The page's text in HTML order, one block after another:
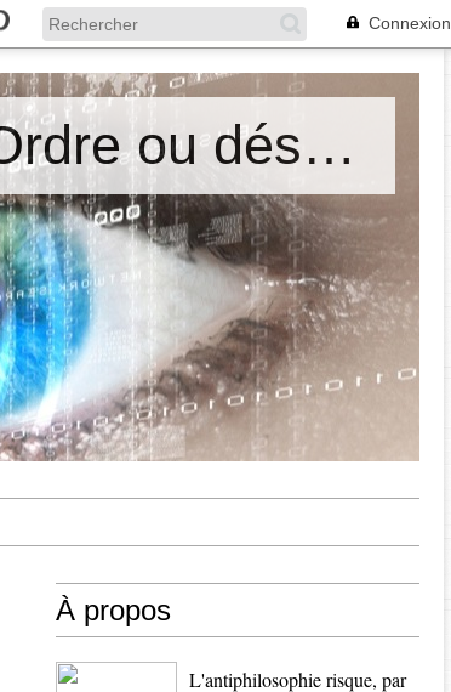
Connexion
Mes cours de philosophie. Ordre ou désordre? Maryse Emel
À propos
L'antiphilosophie risque, par